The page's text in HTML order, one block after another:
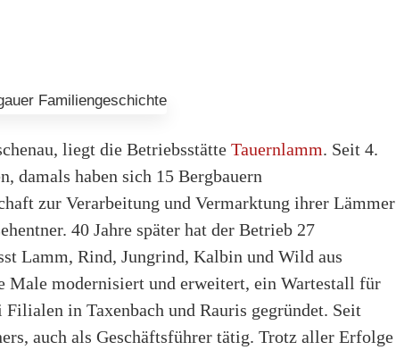
liegt die Betriebsstätte Tauernlamm. Seit 4.
damals haben sich 15 Bergbauern
zur Verarbeitung und Vermarktung ihrer Lämmer
40 Jahre später hat der Betrieb 27
Lamm, Rind, Jungrind, Kalbin und Wild aus
Male modernisiert und erweitert, ein Wartestall für
in Taxenbach und Rauris gegründet. Seit
auch als Geschäftsführer tätig. Trotz aller Erfolge